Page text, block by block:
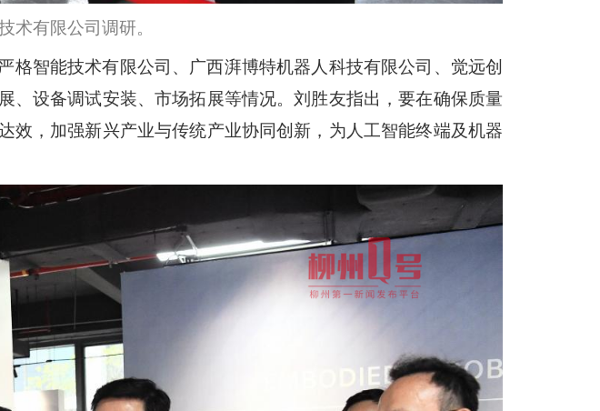
术有限公司调研。
智能技术有限公司、广西湃博特机器人科技有限公司、觉远创
、设备调试安装、市场拓展等情况。刘胜友指出，要在确保质量
，加强新兴产业与传统产业协同创新，为人工智能终端及机器